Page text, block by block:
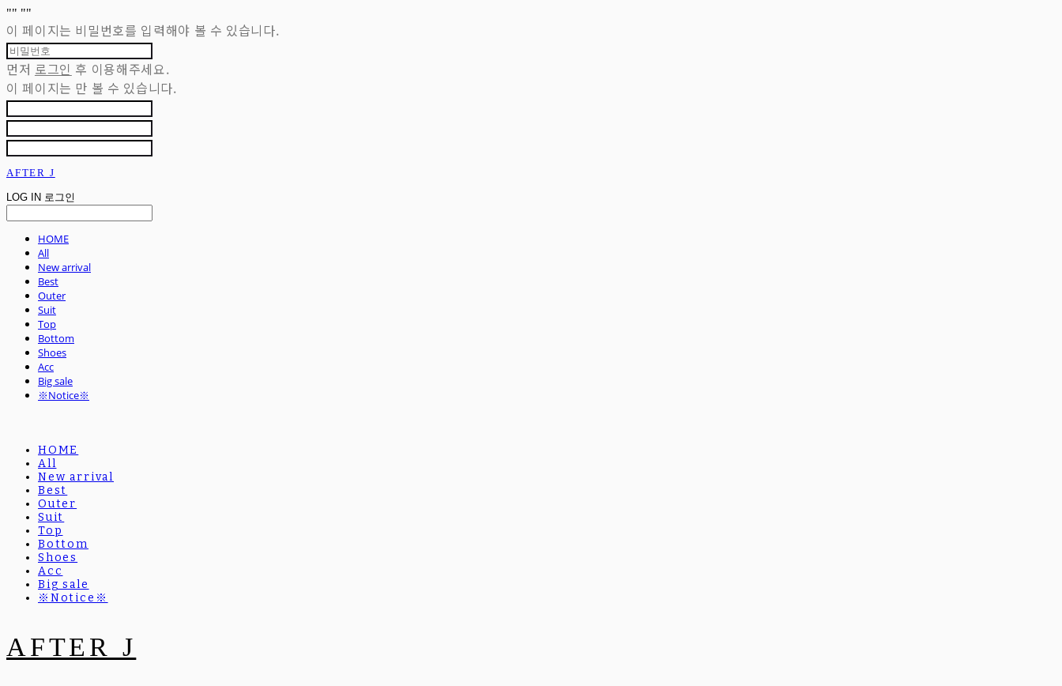
"" ""
이 페이지는 비밀번호를 입력해야 볼 수 있습니다.
먼저 로그인 후 이용해주세요.
이 페이지는 만 볼 수 있습니다.
AFTER J
LOG IN 로그인
HOME
All
New arrival
Best
Outer
Suit
Top
Bottom
Shoes
Acc
Big sale
※Notice※
HOME
All
New arrival
Best
Outer
Suit
Top
Bottom
Shoes
Acc
Big sale
※Notice※
AFTER J